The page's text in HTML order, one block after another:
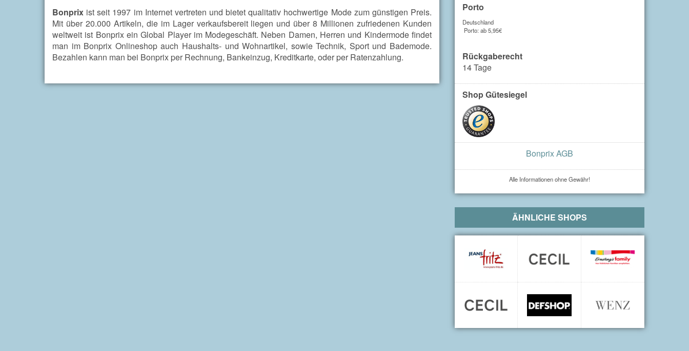
Bonprix ist seit 1997 im Internet vertreten und bietet qualitativ hochwertige Mode zum günstigen Preis.
Mit über 20.000 Artikeln, die im Lager verkaufsbereit liegen und über 8 Millionen zufriedenen Kunden
weltweit ist Bonprix ein Global Player im Modegeschäft. Neben Damen, Herren und Kindermode findet
man im Bonprix Onlineshop auch Haushalts- und Wohnartikel, sowie Technik, Sport und Bademode.
Bezahlen kann man bei Bonprix per Rechnung, Bankeinzug, Kreditkarte, oder per Ratenzahlung.
Porto
Deutschland
Porto: ab 5,95€
Rückgaberecht
14 Tage
Shop Gütesiegel
Bonprix AGB
Alle Informationen ohne Gewähr!
ÄHNLICHE SHOPS